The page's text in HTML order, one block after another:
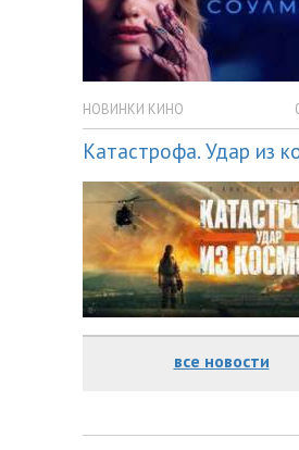
НОВИНКИ КИНО
Катастрофа. Удар из
все новости